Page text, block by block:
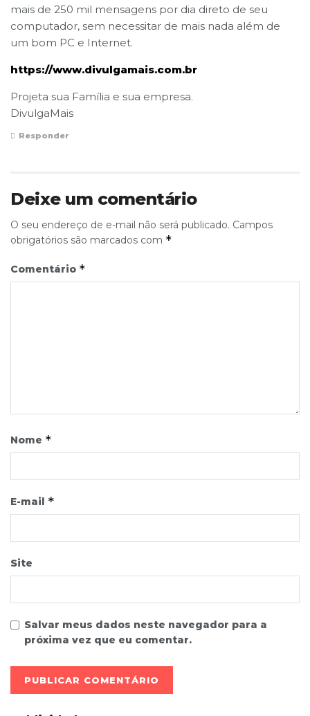
mais de 250 mil mensagens por dia direto de seu
computador, sem necessitar de mais nada além de
um bom PC e Internet.
https://www.divulgamais.com.br
Projeta sua Família e sua empresa.
DivulgaMais
Responder
Deixe um comentário
O seu endereço de e-mail não será publicado. Campos
obrigatórios são marcados com *
Comentário *
Nome *
E-mail *
Site
Salvar meus dados neste navegador para a
próxima vez que eu comentar.